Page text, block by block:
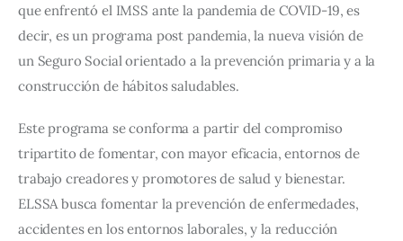
que enfrentó el IMSS ante la pandemia de COVID-19, es
decir, es un programa post pandemia, la nueva visión de
un Seguro Social orientado a la prevención primaria y a la
construcción de hábitos saludables.
Este programa se conforma a partir del compromiso
tripartito de fomentar, con mayor eficacia, entornos de
trabajo creadores y promotores de salud y bienestar.
ELSSA busca fomentar la prevención de enfermedades,
accidentes en los entornos laborales, y la reducción